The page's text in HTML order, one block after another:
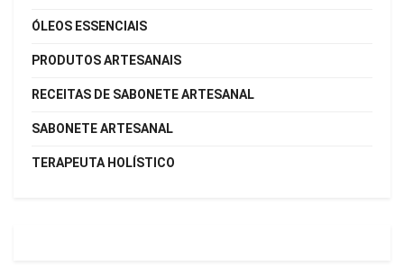
ÓLEOS ESSENCIAIS
PRODUTOS ARTESANAIS
RECEITAS DE SABONETE ARTESANAL
SABONETE ARTESANAL
TERAPEUTA HOLÍSTICO